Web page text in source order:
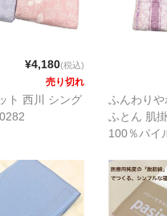
¥4,180(税込)
売り切れ
ト 西川 シング
ふんわり
ふとん 肌
100％パイ